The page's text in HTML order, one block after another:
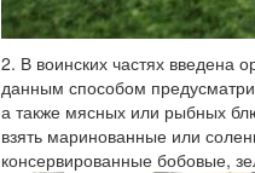
2. В воинских частях введена
данным способом
а также мясных или рыбных
взять маринованные или
консервированные бобовые,